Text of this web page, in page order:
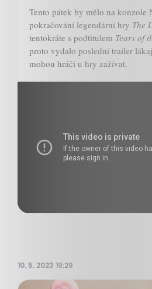
Tento pátek by mělo na konzole
pokračování legendární hry The
tentokráte s podtitulem Tears of
proto vydalo poslední trailer
mohou hráči u hry zažívat.
10. 5. 2023 19:29